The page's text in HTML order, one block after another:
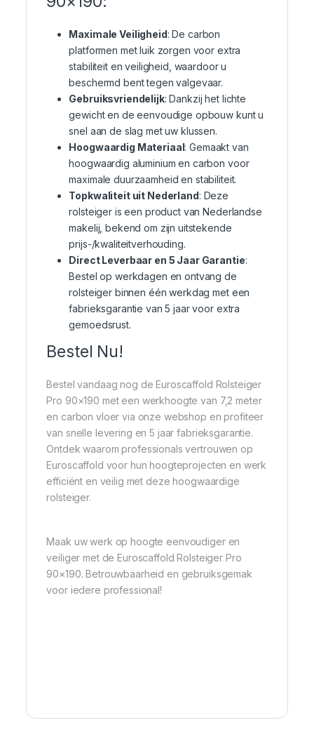
Maximale Veiligheid: De carbon
platformen met luik zorgen voor extra
stabiliteit en veiligheid, waardoor u
beschermd bent tegen valgevaar.
Gebruiksvriendelijk: Dankzij het lichte
gewicht en de eenvoudige opbouw kunt u
snel aan de slag met uw klussen.
Hoogwaardig Materiaal: Gemaakt van
hoogwaardig aluminium en carbon voor
maximale duurzaamheid en stabiliteit.
Topkwaliteit uit Nederland: Deze
rolsteiger is een product van Nederlandse
makelij, bekend om zijn uitstekende
prijs-/kwaliteitverhouding.
Direct Leverbaar en 5 Jaar Garantie:
Bestel op werkdagen en ontvang de
rolsteiger binnen één werkdag met een
fabrieksgarantie van 5 jaar voor extra
gemoedsrust.
Bestel Nu!
Bestel vandaag nog de Euroscaffold Rolsteiger
Pro 90×190 met een werkhoogte van 7,2 meter
en carbon vloer via onze webshop en profiteer
van snelle levering en 5 jaar fabrieksgarantie.
Ontdek waarom professionals vertrouwen op
Euroscaffold voor hun hoogteprojecten en werk
efficiënt en veilig met deze hoogwaardige
rolsteiger.
Maak uw werk op hoogte eenvoudiger en
veiliger met de Euroscaffold Rolsteiger Pro
90×190. Betrouwbaarheid en gebruiksgemak
voor iedere professional!